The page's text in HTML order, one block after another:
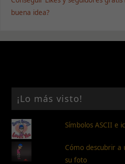
buena idea?
¡Lo más visto!
Símbolos ASCII e
Cómo descubrir
su foto